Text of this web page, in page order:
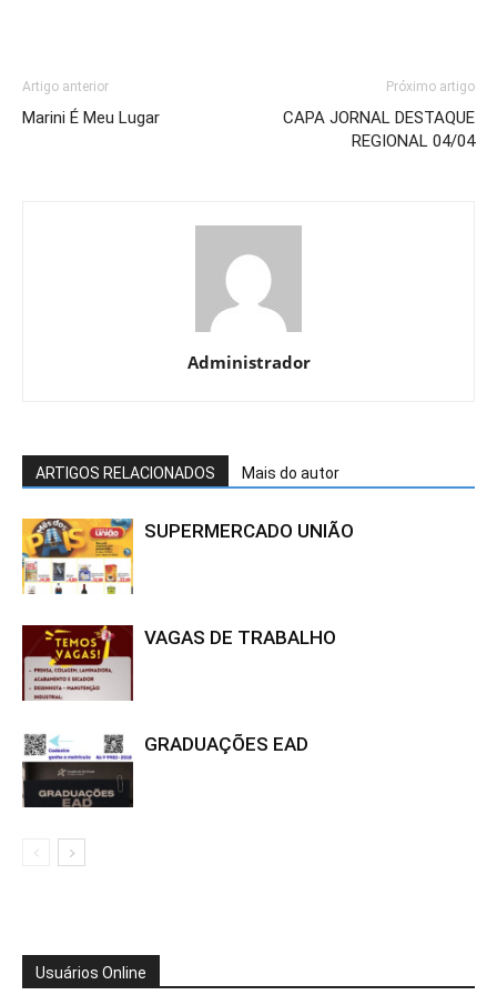
Artigo anterior
Marini É Meu Lugar
Próximo artigo
CAPA JORNAL DESTAQUE
REGIONAL 04/04
Administrador
ARTIGOS RELACIONADOS Mais do autor
SUPERMERCADO UNIÃO
VAGAS DE TRABALHO
GRADUAÇÕES EAD
Usuários Online